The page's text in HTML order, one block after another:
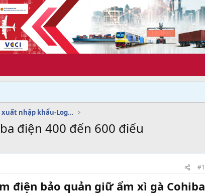
Dịch vụ doanh nghiệp xuất nhập khẩu-Logistics
điện 400 đến 600 điếu
#1
điện bảo quản giữ ẩm xì gà Cohiba